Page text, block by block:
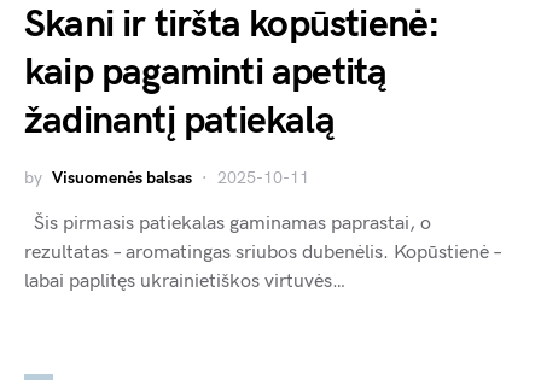
Skani ir tiršta kopūstienė:
kaip pagaminti apetitą
žadinantį patiekalą
by Visuomenės balsas 2025-10-11
Šis pirmasis patiekalas gaminamas paprastai, o
rezultatas – aromatingas sriubos dubenėlis. Kopūstienė –
labai paplitęs ukrainietiškos virtuvės…